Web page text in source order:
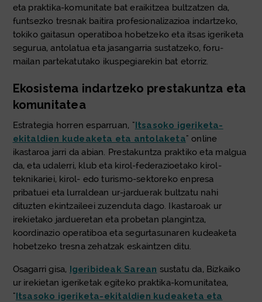
eta praktika-komunitate bat eraikitzea bultzatzen da,
funtsezko tresnak baitira profesionalizazioa indartzeko,
tokiko gaitasun operatiboa hobetzeko eta itsas igeriketa
segurua, antolatua eta jasangarria sustatzeko, foru-
mailan partekatutako ikuspegiarekin bat etorriz.
Ekosistema indartzeko prestakuntza eta
komunitatea
Estrategia horren esparruan, "Itsasoko igeriketa-
ekitaldien kudeaketa eta antolaketa" online
ikastaroa jarri da abian. Prestakuntza praktiko eta malgua
da, eta udalerri, klub eta kirol-federazioetako kirol-
teknikariei, kirol- edo turismo-sektoreko enpresa
pribatuei eta lurraldean ur-jarduerak bultzatu nahi
dituzten ekintzaileei zuzenduta dago. Ikastaroak ur
irekietako jardueretan eta probetan plangintza,
koordinazio operatiboa eta segurtasunaren kudeaketa
hobetzeko tresna zehatzak eskaintzen ditu.
Osagarri gisa, Igeribideak Sarean sustatu da, Bizkaiko
ur irekietan igeriketak egiteko praktika-komunitatea,
"Itsasoko igeriketa-ekitaldien kudeaketa eta